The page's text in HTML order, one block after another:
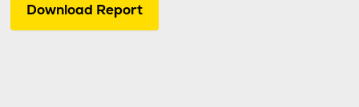
Download Report